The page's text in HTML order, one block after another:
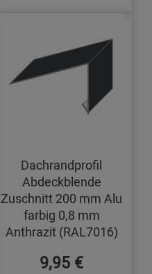
Dachrandprofil
Abdeckblende
Zuschnitt 200 mm Alu
farbig 0,8 mm
Anthrazit (RAL7016)
9,95 €